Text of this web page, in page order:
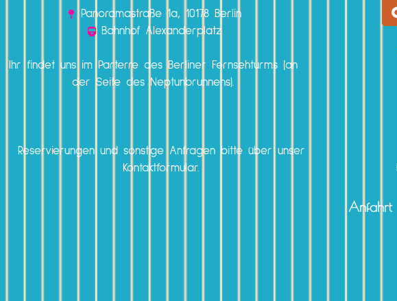
Panoramastraße 1a, 10178 Berlin
Bahnhof Alexanderplatz
Ihr findet uns im Parterre des Berliner Fernsehturms (an
der Seite des Neptunbrunnens).
Reservierungen und sonstige Anfragen bitte über unser
Kontaktformular.
Anfahrt